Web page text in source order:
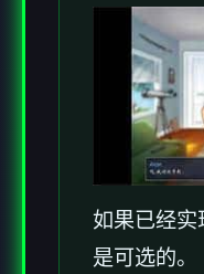
如果已经实
是可选的。